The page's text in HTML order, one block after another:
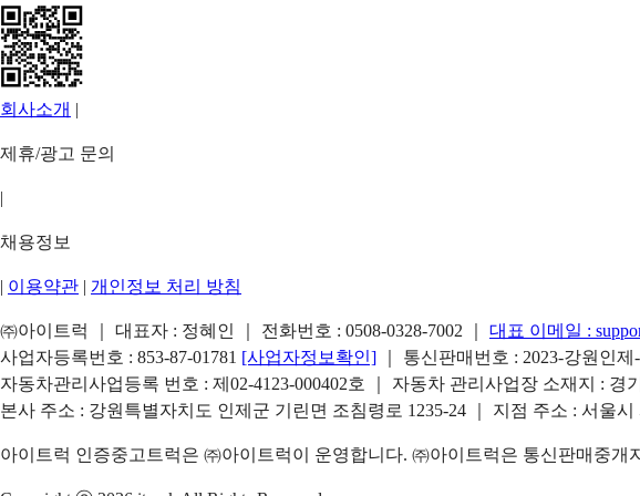
회사소개 |
제휴/광고 문의
|
채용정보
| 이용약관 | 개인정보 처리 방침
㈜아이트럭 ｜ 대표자 : 정혜인 ｜ 전화번호 : 0508-0328-7002 대표 이메일 :
사업자등록번호 : 853-87-01781 [사업자정보확인]
｜ 통신판매번호 : 2023-강원인제
자동차관리사업등록 번호 : 제02-4123-000402호 ｜ 자동차 관리사업장 소재지 : 경
본사 주소 : 강원특별자치도 인제군 기린면 조침령로 1235-24 ｜ 지점 주소 : 서울
아이트럭 인증중고트럭은 ㈜아이트럭이 운영합니다. ㈜아이트럭은 통신판매중